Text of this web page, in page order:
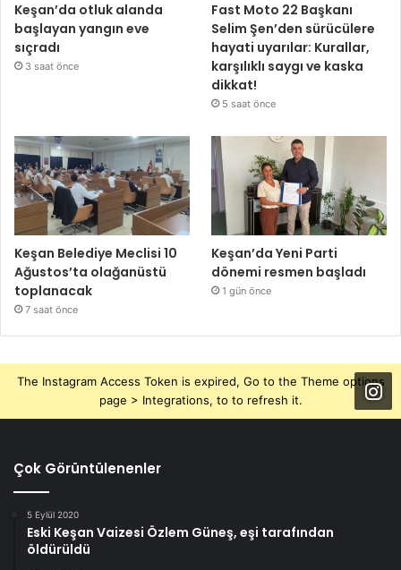
Keşan’da otluk alanda
başlayan yangın eve
sıçradı
3 saat önce
Fast Moto 22 Başkanı
Selim Şen’den sürücülere
hayati uyarılar: Kurallar,
karşılıklı saygı ve kaska
dikkat!
5 saat önce
Keşan Belediye Meclisi 10
Ağustos’ta olağanüstü
toplanacak
7 saat önce
Keşan’da Yeni Parti
dönemi resmen başladı
1 gün önce
The Instagram Access Token is expired, Go to the Theme options
page > Integrations, to to refresh it.
Çok Görüntülenenler
5 Eylül 2020
Eski Keşan Vaizesi Özlem Güneş, eşi tarafından
öldürüldü